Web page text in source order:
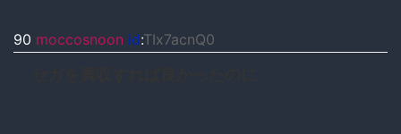
90 moccosnoon id:TIx7acnQ0